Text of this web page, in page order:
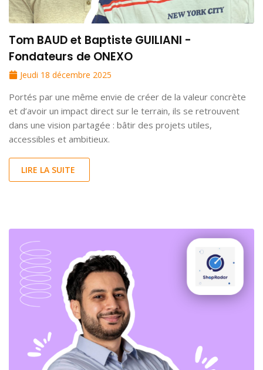
Tom BAUD et Baptiste GUILIANI -
Fondateurs de ONEXO
Jeudi 18 décembre 2025
Portés par une même envie de créer de la valeur concrète
et d’avoir un impact direct sur le terrain, ils se retrouvent
dans une vision partagée : bâtir des projets utiles,
accessibles et ambitieux.
LIRE LA SUITE